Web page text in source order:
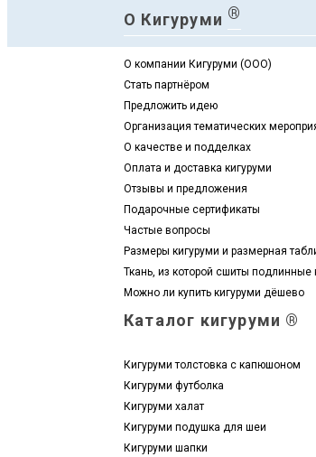
О Кигуруми ®
О компании Кигуруми (ООО)
Стать партнёром
Предложить идею
Организация тематических
О качестве и подделках
Оплата и доставка кигуруми
Отзывы и предложения
Подарочные сертификаты
Частые вопросы
Размеры кигуруми и размерная
Ткань, из которой сшиты подлинные
Можно ли купить кигуруми дёшево
Каталог кигуруми ®
Кигуруми толстовка с капюшоном
Кигуруми футболка
Кигуруми халат
Кигуруми подушка для шеи
Кигуруми шапки